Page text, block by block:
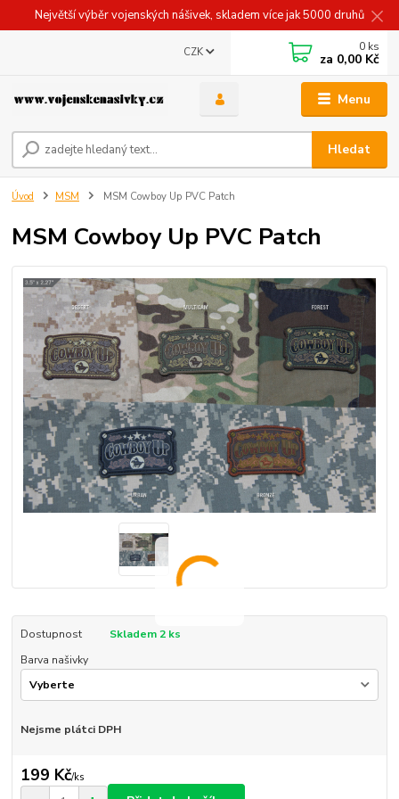
Největší výběr vojenských nášivek, skladem více jak 5000 druhů
Menu
CZK
Hledat
0 ks
za 0,00 Kč
Úvod MSM MSM Cowboy Up PVC Patch
MSM Cowboy Up PVC Patch
Dostupnost
Skladem 2 ks
Barva našivky
Nejsme plátci DPH
199 Kč/ks